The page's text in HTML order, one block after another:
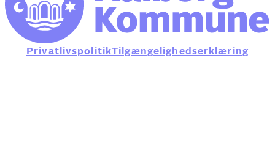
PrivatlivspolitikTilgængelighedserklæring